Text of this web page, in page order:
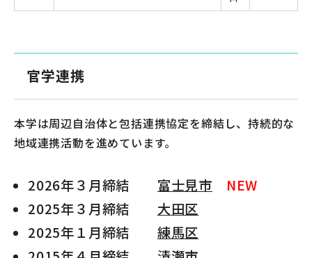
官学連携
本学は周辺自治体と包括連携協定を締結し、持続的な
地域連携活動を進めています。
2026年３月締結 富士見市
NEW
2025年３月締結 大田区
2025年１月締結 練馬区